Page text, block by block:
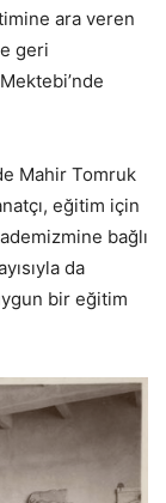
ara veren
geri
Mahir Tomruk
eğitim için
bağlı
da
bir eğitim